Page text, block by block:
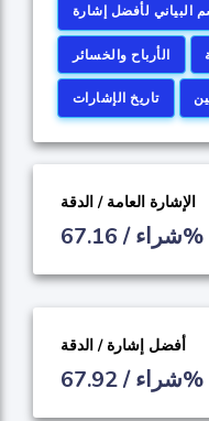
البياني لأفضل إشارة
الأرباح والخسائر
تاريخ الإشارات
الإشارة العامة / الدقة
شراء / 67.16%
أفضل إشارة / الدقة
شراء / 67.92%